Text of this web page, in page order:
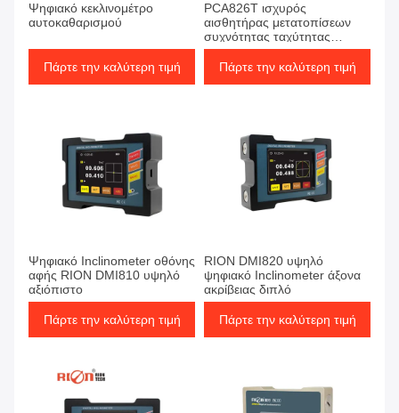
Ψηφιακό κεκλινομέτρο
αυτοκαθαρισμού
Πάρτε την καλύτερη τιμή
PCA826T ισχυρός
αισθητήρας μετατοπίσεων
συχνότητας ταχύτητας
δόνησης ολοκλήρωσης
συστημάτων
Πάρτε την καλύτερη τιμή
Ψηφιακό Inclinometer οθόνης
αφής RION DMI810 υψηλό
αξιόπιστο
Πάρτε την καλύτερη τιμή
RION DMI820 υψηλό
ψηφιακό Inclinometer άξονα
ακρίβειας διπλό
Πάρτε την καλύτερη τιμή